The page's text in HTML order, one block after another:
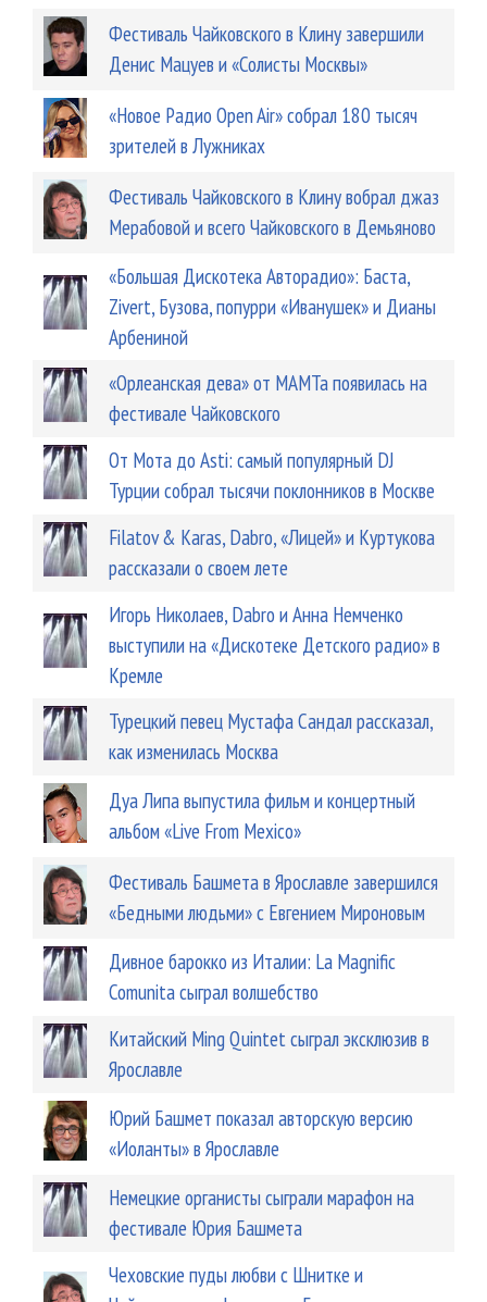
Фестиваль Чайковского в Клину завершили
Денис Мацуев и «Солисты Москвы»
«Новое Радио Open Air» собрал 180 тысяч
зрителей в Лужниках
Фестиваль Чайковского в Клину вобрал джаз
Мерабовой и всего Чайковского в Демьяново
«Большая Дискотека Авторадио»: Баста,
Zivert, Бузова, попурри «Иванушек» и Дианы
Арбениной
«Орлеанская дева» от МАМТа появилась на
фестивале Чайковского
От Мота до Asti: самый популярный DJ
Турции собрал тысячи поклонников в Москве
Filatov & Karas, Dabro, «Лицей» и Куртукова
рассказали о своем лете
Игорь Николаев, Dabro и Анна Немченко
выступили на «Дискотеке Детского радио» в
Кремле
Турецкий певец Мустафа Сандал рассказал,
как изменилась Москва
Дуа Липа выпустила фильм и концертный
альбом «Live From Mexico»
Фестиваль Башмета в Ярославле завершился
«Бедными людьми» с Евгением Мироновым
Дивное барокко из Италии: La Magnific
Comunita сыграл волшебство
Китайский Ming Quintet сыграл эксклюзив в
Ярославле
Юрий Башмет показал авторскую версию
«Иоланты» в Ярославле
Немецкие органисты сыграли марафон на
фестивале Юрия Башмета
Чеховские пуды любви с Шнитке и